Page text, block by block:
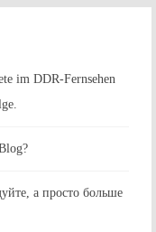
im DDR-Fernsehen
а просто больше